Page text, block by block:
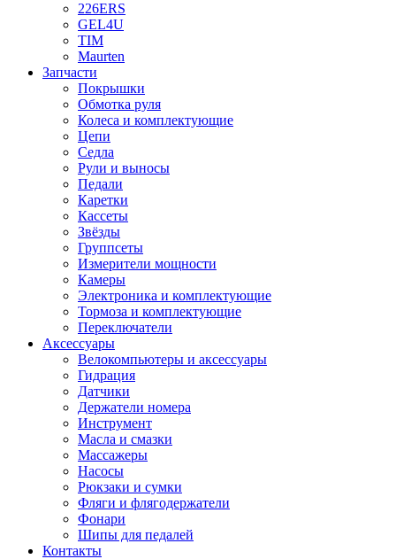
226ERS
GEL4U
TIM
Maurten
Запчасти
Покрышки
Обмотка руля
Колеса и комплектующие
Цепи
Седла
Рули и выносы
Педали
Каретки
Кассеты
Звёзды
Группсеты
Измерители мощности
Камеры
Электроника и комплектующие
Тормоза и комплектующие
Переключатели
Аксессуары
Велокомпьютеры и аксессуары
Гидрация
Датчики
Держатели номера
Инструмент
Масла и смазки
Массажеры
Насосы
Рюкзаки и сумки
Фляги и флягодержатели
Фонари
Шипы для педалей
Контакты